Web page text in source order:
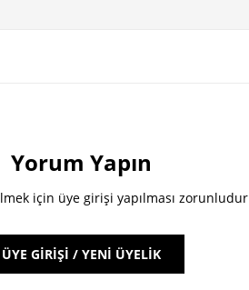
Yorum Yapın
için üye girişi yapılması zorunludur
ÜYE GİRİŞİ / YENİ ÜYELİK